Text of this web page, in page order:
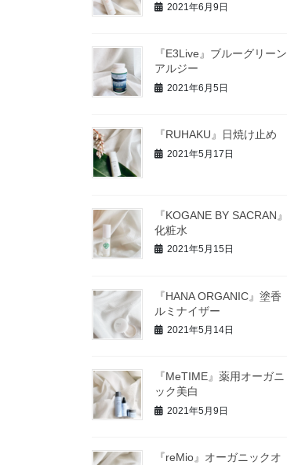
2021年6月9日
『E3Live』ブルーグリーン
アルジー
2021年6月5日
『RUHAKU』日焼け止め
2021年5月17日
『KOGANE BY SACRAN』
化粧水
2021年5月15日
『HANA ORGANIC』塗香
ルミナイザー
2021年5月14日
『MeTIME』薬用オーガニ
ック美白
2021年5月9日
『reMio』オーガニックオ